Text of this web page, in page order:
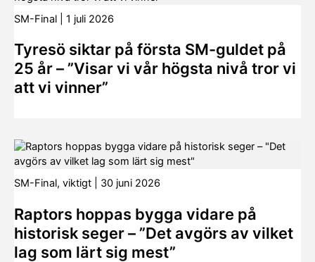
SM-Final 1 juli 2026
Tyresö siktar på första SM-guldet på
25 år – ”Visar vi vår högsta nivå tror vi
att vi vinner”
SM-Final, viktigt 30 juni 2026
Raptors hoppas bygga vidare på
historisk seger – ”Det avgörs av vilket
lag som lärt sig mest”